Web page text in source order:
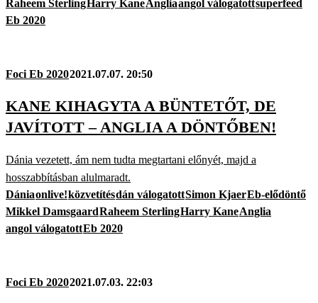
Raheem SterlingHarry KaneAngliaangol válogatottsuperfeed
Eb 2020
Foci Eb 20202021.07.07. 20:50
KANE KIHAGYTA A BÜNTETŐT, DE
JAVÍTOTT – ANGLIA A DÖNTŐBEN!
Dánia vezetett, ám nem tudta megtartani előnyét, majd a
hosszabbításban alulmaradt.
Dániaonlive!közvetítésdán válogatottSimon KjaerEb-elődöntő
Mikkel DamsgaardRaheem SterlingHarry KaneAnglia
angol válogatottEb 2020
Foci Eb 20202021.07.03. 22:03